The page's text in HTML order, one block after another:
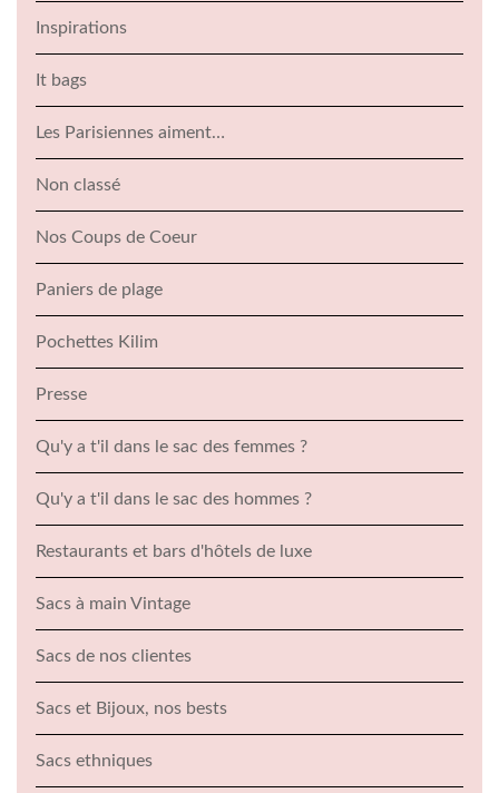
Inspirations
It bags
Les Parisiennes aiment…
Non classé
Nos Coups de Coeur
Paniers de plage
Pochettes Kilim
Presse
Qu'y a t'il dans le sac des femmes ?
Qu'y a t'il dans le sac des hommes ?
Restaurants et bars d'hôtels de luxe
Sacs à main Vintage
Sacs de nos clientes
Sacs et Bijoux, nos bests
Sacs ethniques